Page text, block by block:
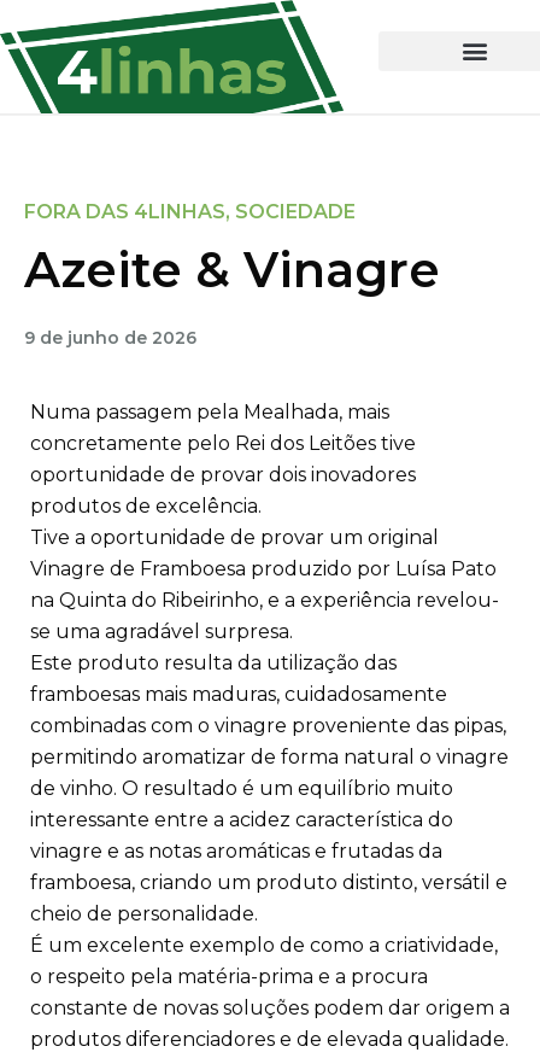
FORA DAS 4LINHAS, SOCIEDADE
Azeite & Vinagre
9 de junho de 2026
Numa passagem pela Mealhada, mais
concretamente pelo Rei dos Leitões tive
oportunidade de provar dois inovadores
produtos de excelência.
Tive a oportunidade de provar um original
Vinagre de Framboesa produzido por Luísa Pato
na Quinta do Ribeirinho, e a experiência revelou-
se uma agradável surpresa.
Este produto resulta da utilização das
framboesas mais maduras, cuidadosamente
combinadas com o vinagre proveniente das pipas,
permitindo aromatizar de forma natural o vinagre
de vinho. O resultado é um equilíbrio muito
interessante entre a acidez característica do
vinagre e as notas aromáticas e frutadas da
framboesa, criando um produto distinto, versátil e
cheio de personalidade.
É um excelente exemplo de como a criatividade,
o respeito pela matéria-prima e a procura
constante de novas soluções podem dar origem a
produtos diferenciadores e de elevada qualidade.